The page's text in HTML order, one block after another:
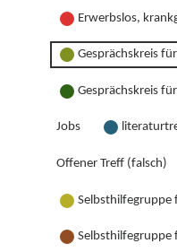
Erwerbslos,
Gesprächskreis
Gesprächskreis
Jobs
Offener Treff (falsch)
Selbsthilfegruppe
Selbsthilfegruppe